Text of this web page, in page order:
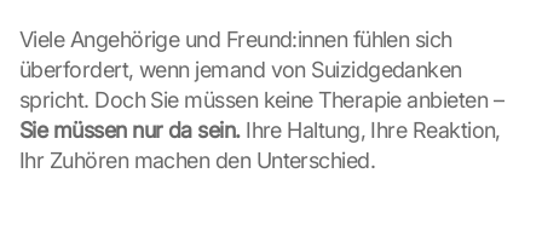
Viele Angehörige und Freund:innen fühlen sich
überfordert, wenn jemand von Suizidgedanken
spricht. Doch Sie müssen keine Therapie anbieten –
Sie müssen nur da sein. Ihre Haltung, Ihre Reaktion,
Ihr Zuhören machen den Unterschied.